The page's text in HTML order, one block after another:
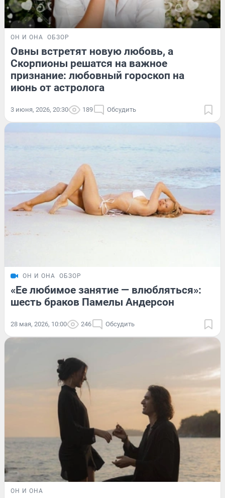
ОН И ОНА ОБЗОР
Овны встретят новую любовь, а
Скорпионы решатся на важное
признание: любовный гороскоп на
июнь от астролога
3 июня, 2026, 20:30 189 Обсудить
ОН И ОНА ОБЗОР
«Ее любимое занятие — влюбляться»:
шесть браков Памелы Андерсон
28 мая, 2026, 10:00 246 Обсудить
ОН И ОНА